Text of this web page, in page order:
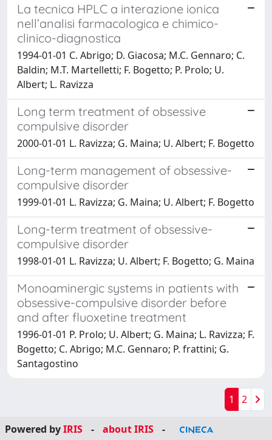
La tecnica HPLC a interazione ionica
nell’analisi farmacologica e chimico-
clinico-diagnostica
1994-01-01 C. Abrigo; D. Giacosa; M.C. Gennaro; C.
Baldin; M.T. Martelletti; F. Bogetto; P. Prolo; U.
Albert; L. Ravizza
Long term treatment of obsessive
compulsive disorder
2000-01-01 L. Ravizza; G. Maina; U. Albert; F. Bogetto
Long-term management of obsessive-
compulsive disorder
1999-01-01 L. Ravizza; G. Maina; U. Albert; F. Bogetto
Long-term treatment of obsessive-
compulsive disorder
1998-01-01 L. Ravizza; U. Albert; F. Bogetto; G. Maina
Monoaminergic systems in patients with
obsessive-compulsive disorder before
and after fluoxetine treatment
1996-01-01 P. Prolo; U. Albert; G. Maina; L. Ravizza; F.
Bogetto; C. Abrigo; M.C. Gennaro; P. frattini; G.
Santagostino
1 2
Powered byIRIS - about IRIS
-